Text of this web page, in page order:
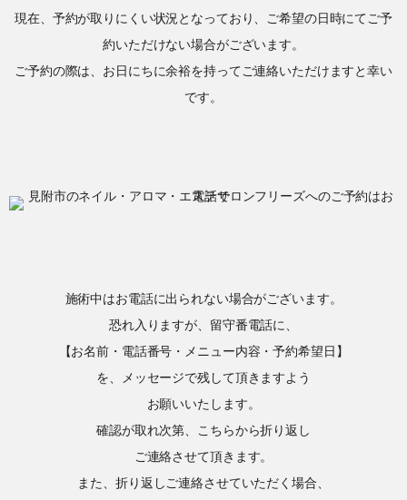
現在、予約が取りにくい状況となっており、ご希望の日時にてご予
約いただけない場合がございます。
ご予約の際は、お日にちに余裕を持ってご連絡いただけますと幸い
です。
施術中はお電話に出られない場合がございます。
恐れ入りますが、留守番電話に、
【お名前・電話番号・メニュー内容・予約希望日】
を、メッセージで残して頂きますよう
お願いいたします。
確認が取れ次第、こちらから折り返し
ご連絡させて頂きます。
また、折り返しご連絡させていただく場合、